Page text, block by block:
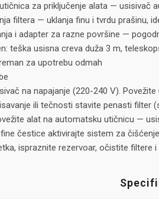
za priključenje alata — usisivač
filtera — uklanja finu i tvrdu prašinu,
i adapter za razne površine —
teška usisna creva duža 3 m,
za upotrebu odmah
na napajanje (220-240 V).
ili tečnosti stavite penasti filter
alat na automatsku utičnicu —
čestice aktivirajte sistem za
ispraznite rezervoar, očistite filtere